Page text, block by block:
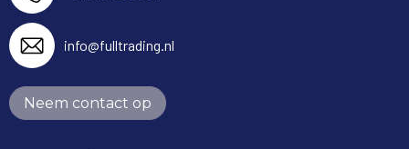
info@fulltrading.nl
Neem contact op